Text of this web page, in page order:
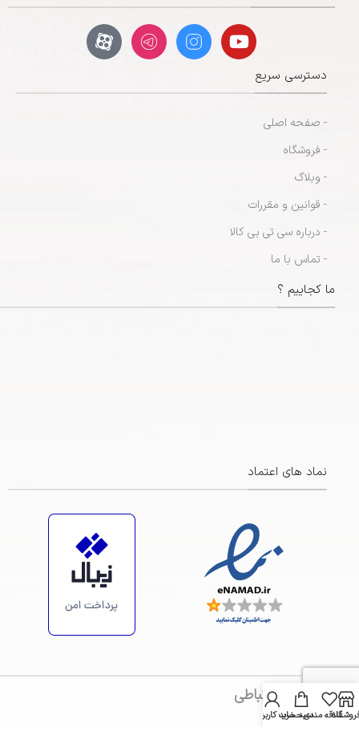
دسترسی سریع
- صفحه اصلی
- فروشگاه
- وبلاگ
- قوانین و مقررات
- درباره سی تی بی کالا
- تماس با ما
ما کجاییم ؟
https://maps.app.goo.gl/ZsiRScJCRFa3BBBp7
نماد های اعتماد
مسیر های ارتباطی
علاقه مندیسبد خرید
حساب کاربری من